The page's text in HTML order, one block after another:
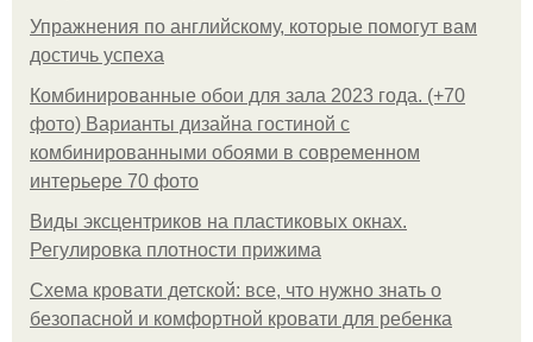
Упражнения по английскому, которые помогут вам
достичь успеха
Комбинированные обои для зала 2023 года. (+70
фото) Варианты дизайна гостиной с
комбинированными обоями в современном
интерьере 70 фото
Виды эксцентриков на пластиковых окнах.
Регулировка плотности прижима
Схема кровати детской: все, что нужно знать о
безопасной и комфортной кровати для ребенка